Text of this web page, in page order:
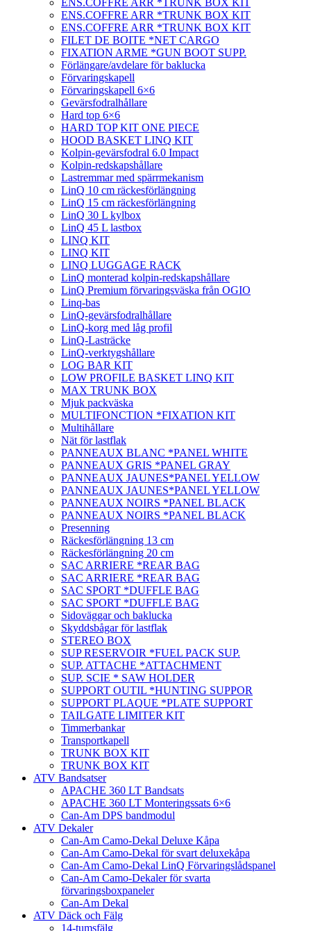
ENS.COFFRE ARR *TRUNK BOX KIT
ENS.COFFRE ARR *TRUNK BOX KIT
FILET DE BOITE *NET CARGO
FIXATION ARME *GUN BOOT SUPP.
Förlängare/avdelare för baklucka
Förvaringskapell
Förvaringskapell 6×6
Gevärsfodralhållare
Hard top 6×6
HARD TOP KIT ONE PIECE
HOOD BASKET LINQ KIT
Kolpin-gevärsfodral 6.0 Impact
Kolpin-redskapshållare
Lastremmar med spärrmekanism
LinQ 10 cm räckesförlängning
LinQ 15 cm räckesförlängning
LinQ 30 L kylbox
LinQ 45 L lastbox
LINQ KIT
LINQ KIT
LINQ LUGGAGE RACK
LinQ monterad kolpin-redskapshållare
LinQ Premium förvaringsväska från OGIO
Linq-bas
LinQ-gevärsfodralhållare
LinQ-korg med låg profil
LinQ-Lasträcke
LinQ-verktygshållare
LOG BAR KIT
LOW PROFILE BASKET LINQ KIT
MAX TRUNK BOX
Mjuk packväska
MULTIFONCTION *FIXATION KIT
Multihållare
Nät för lastflak
PANNEAUX BLANC *PANEL WHITE
PANNEAUX GRIS *PANEL GRAY
PANNEAUX JAUNES*PANEL YELLOW
PANNEAUX JAUNES*PANEL YELLOW
PANNEAUX NOIRS *PANEL BLACK
PANNEAUX NOIRS *PANEL BLACK
Presenning
Räckesförlängning 13 cm
Räckesförlängning 20 cm
SAC ARRIERE *REAR BAG
SAC ARRIERE *REAR BAG
SAC SPORT *DUFFLE BAG
SAC SPORT *DUFFLE BAG
Sidoväggar och baklucka
Skyddsbågar för lastflak
STEREO BOX
SUP RESERVOIR *FUEL PACK SUP.
SUP. ATTACHE *ATTACHMENT
SUP. SCIE * SAW HOLDER
SUPPORT OUTIL *HUNTING SUPPOR
SUPPORT PLAQUE *PLATE SUPPORT
TAILGATE LIMITER KIT
Timmerbankar
Transportkapell
TRUNK BOX KIT
TRUNK BOX KIT
ATV Bandsatser
APACHE 360 LT Bandsats
APACHE 360 LT Monteringssats 6×6
Can-Am DPS bandmodul
ATV Dekaler
Can-Am Camo-Dekal Deluxe Kåpa
Can-Am Camo-Dekal för svart deluxekåpa
Can-Am Camo-Dekal LinQ Förvaringslådspanel
Can-Am Camo-Dekaler för svarta
förvaringsboxpaneler
Can-Am Dekal
ATV Däck och Fälg
14-tumsfälg